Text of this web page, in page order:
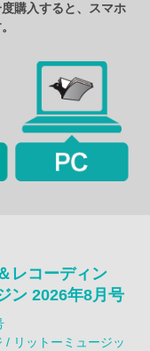
購入すると、スマホ
レコーディン
ン 2026年8月号
/ リットーミュージッ